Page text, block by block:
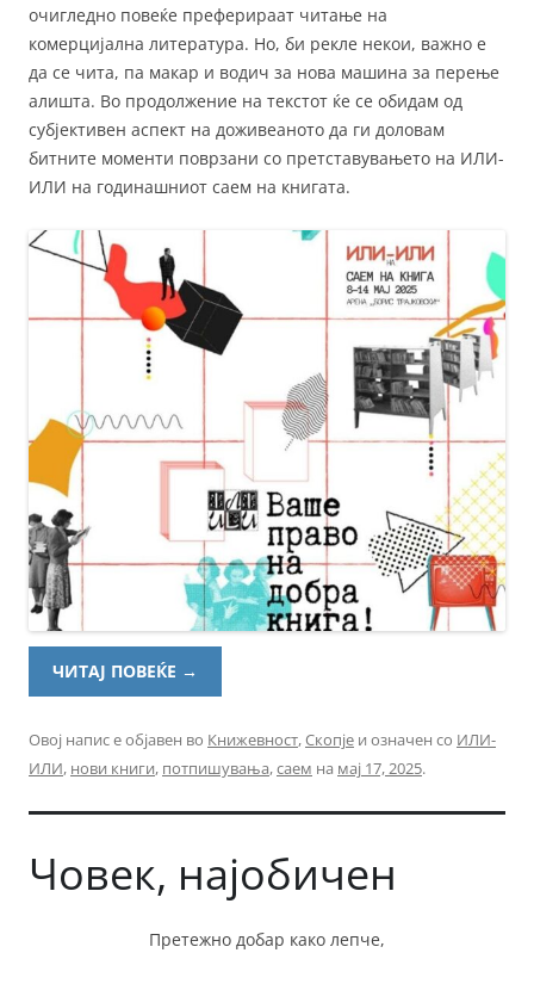
очигледно повеќе преферираат читање на
комерцијална литература. Но, би рекле некои, важно е
да се чита, па макар и водич за нова машина за перење
алишта. Во продолжение на текстот ќе се обидам од
субјективен аспект на доживеаното да ги доловам
битните моменти поврзани со претставувањето на ИЛИ-
ИЛИ на годинашниот саем на книгата.
ЧИТАЈ ПОВЕЌЕ →
Овој напис е објавен во Книжевност,Скопје и означен со ИЛИ-
ИЛИ, нови книги, потпишувања,саем на мај 17, 2025.
Човек, најобичен
Претежно добар како лепче,